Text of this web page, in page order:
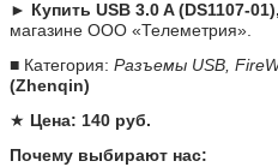
► Купить USB 3.0 A (DS1107-
магазине ООО «Телеметрия».
■ Категория:Разъемы USB,
(Zhenqin)
★ Цена: 140 руб.
Почему выбирают нас: